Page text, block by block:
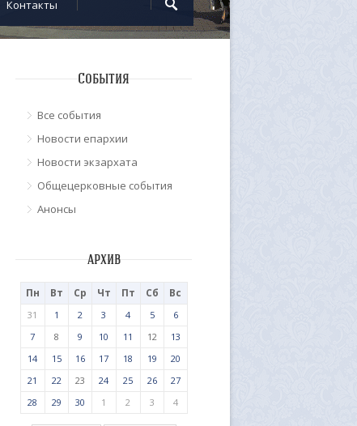
Контакты
События
Все события
Новости епархии
Новости экзархата
Общецерковные события
Анонсы
архив
Пн Вт Ср Чт Пт Сб Вс
31 1 2 3 4 5
6
7
8 9 10 11 12
13
14
15 16 17 18 19
20
21
22 23 24 25 26
27
28
29 30 1 2 3 4